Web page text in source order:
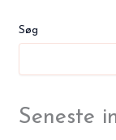
Søg
Seneste